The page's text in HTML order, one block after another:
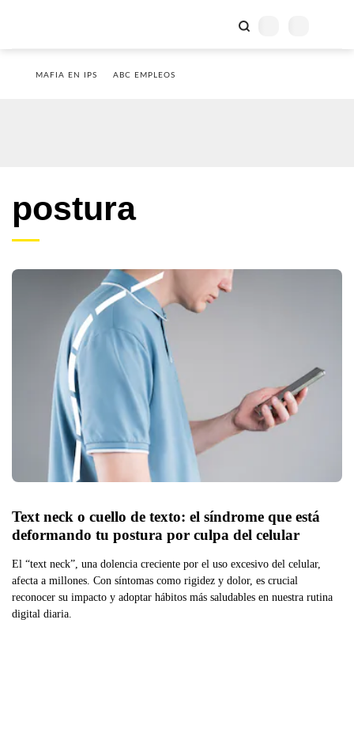
MAFIA EN IPS ABC EMPLEOS
postura
Text neck o cuello de texto: el síndrome que está
deformando tu postura por culpa del celular
El “text neck”, una dolencia creciente por el uso excesivo del celular,
afecta a millones. Con síntomas como rigidez y dolor, es crucial
reconocer su impacto y adoptar hábitos más saludables en nuestra rutina
digital diaria.